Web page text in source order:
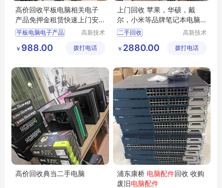
高价回收平板电脑相关电子
产品免押金租赁快速上门安
装非诚勿扰
平板电脑电子产品
高新技术
区良驹电
￥ 988.00 拨打电话
上门回收 苹果，华硕，戴
尔，小米等品牌笔记本电脑
租赁二手手机
二手回收
高新技术
区良驹电
￥ 2880.00 拨打电话
高价回收典当二手电脑 浦东康桥 电脑配件回收 收购
废旧电脑配件